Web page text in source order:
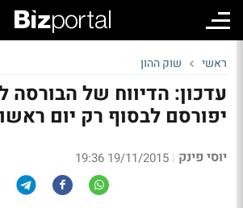
ראשי שוק ההון
עדכון: הדיווח של הבורסה
יפורסם לבסוף רק יום
יוסי פינק |
19/11/2015 19:36